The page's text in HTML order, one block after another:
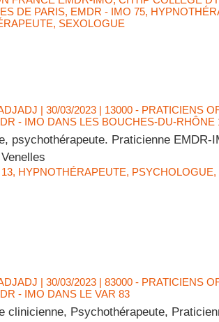
DE PARIS, EMDR - IMO 75,
, SEXOLOGUE
| 30/03/2023 | 13000 - PRATICIENS
- IMO DANS LES BOUCHES-DU-RHÔNE
psychothérapeute. Praticienne EMDR-
, HYPNOTHÉRAPEUTE, PSYCHOLOGUE,
| 30/03/2023 | 83000 - PRATICIENS
- IMO DANS LE VAR 83
clinicienne, Psychothérapeute,